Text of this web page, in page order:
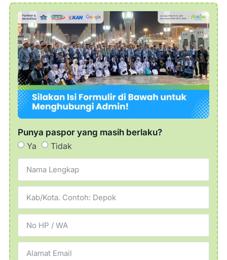
Tsaqifah Bani Saidah
Dan area sekitar lainnya.(Catatan:
Program dapat disesuaikan
dengan kondisi di lapangan.)
Ziarah Raudhahakan dilakukan sesuai
jadwal tasreh (izin kunjungan) yang
diperoleh melalui sistem resmi.
Setelah Sholat Dzuhur, jamaah kembali
ke hotel untuk makan siang.
Kemudian melaksanakan Sholat Ashar,
Maghrib, dan Isya di Masjid Nabawi.
Hari ditutup dengan makan malam di
hotel.
Punya paspor yang masih berlaku?
Ya
Tidak